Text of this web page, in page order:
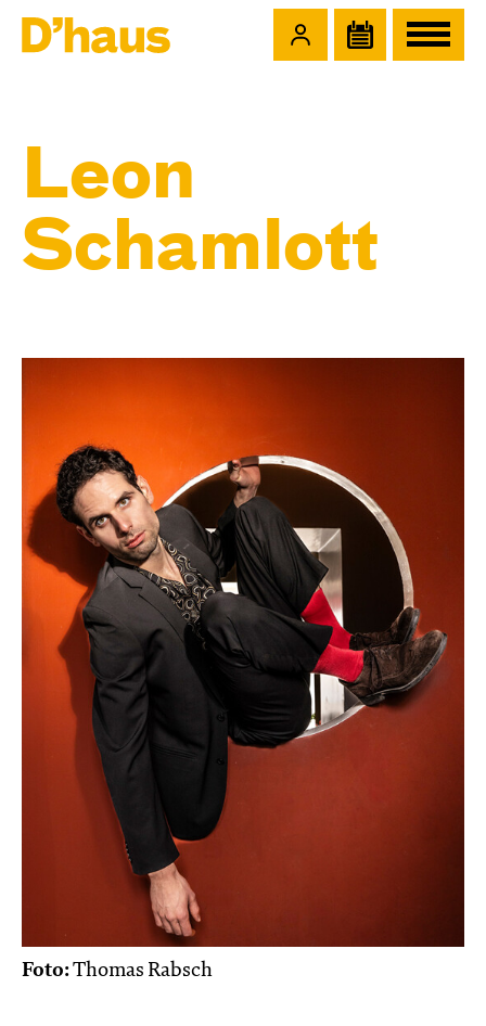
Leon
Schamlott
Foto:Thomas Rabsch